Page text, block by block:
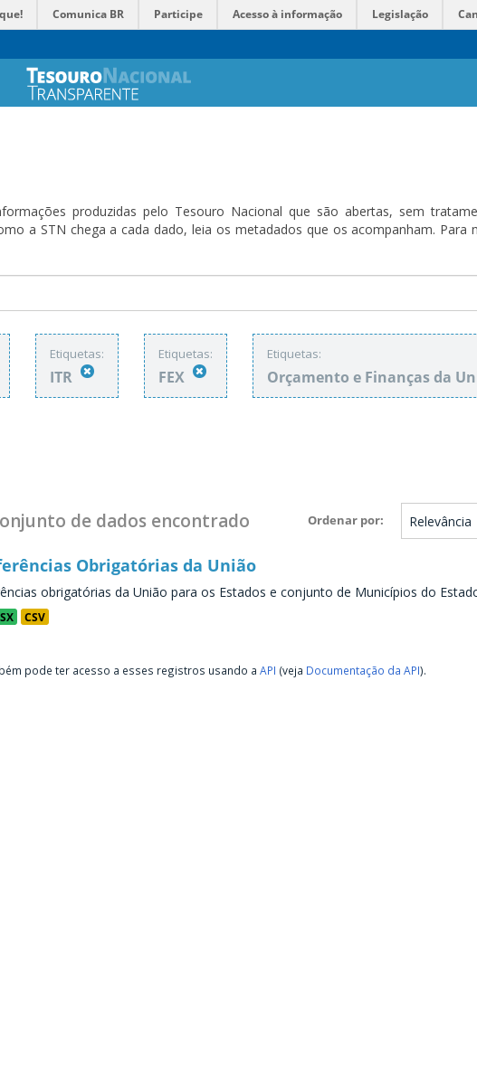
Comunica BR Participe Acesso à informação Legislação
produzidas pelo Tesouro Nacional que são abertas, sem
a STN chega a cada dado, leia os metadados que os acompanham. Para
Etiquetas:
ITR
Etiquetas:
FEX
Etiquetas:
Orçamento e Finanças da
Ordenar por
de dados encontrado
Obrigatórias da União
obrigatórias da União para os Estados e conjunto de Municípios do
CSV
pode ter acesso a esses registros usando a API (veja Documentação da API).